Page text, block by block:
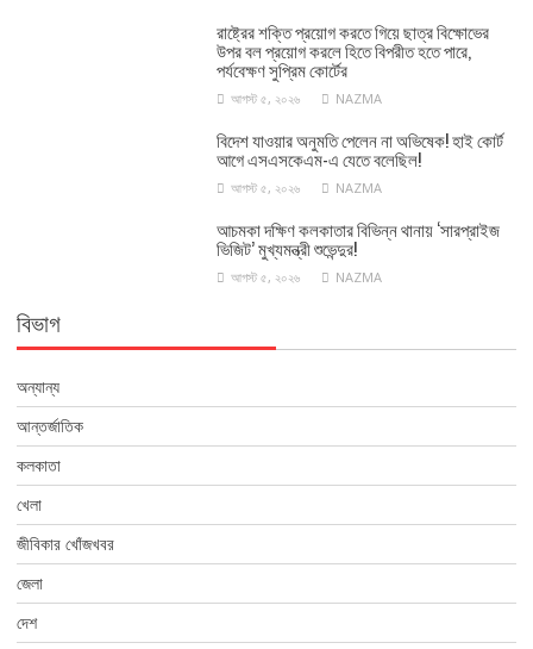
রাষ্ট্রের শক্তি প্রয়োগ করতে গিয়ে ছাত্র বিক্ষোভের
উপর বল প্রয়োগ করলে হিতে বিপরীত হতে পারে,
পর্যবেক্ষণ সুপ্রিম কোর্টের
আগস্ট ৫, ২০২৬ NAZMA
বিদেশ যাওয়ার অনুমতি পেলেন না অভিষেক! হাই কোর্ট
আগে এসএসকেএম-এ যেতে বলেছিল!
আগস্ট ৫, ২০২৬ NAZMA
আচমকা দক্ষিণ কলকাতার বিভিন্ন থানায় ‘সারপ্রাইজ
ভিজিট’ মুখ্যমন্ত্রী শুভেন্দুর!
আগস্ট ৫, ২০২৬ NAZMA
বিভাগ
অন্যান্য
আন্তর্জাতিক
কলকাতা
খেলা
জীবিকার খোঁজখবর
জেলা
দেশ